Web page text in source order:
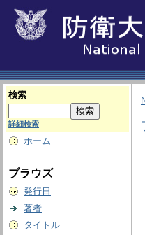
検索
詳細検索
ホーム
ブラウズ
発行日
著者
タイトル